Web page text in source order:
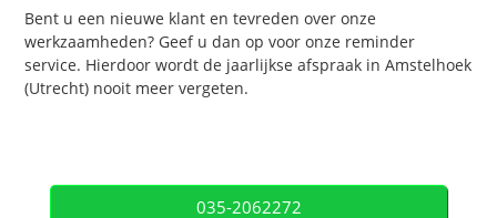
Bent u een nieuwe klant en tevreden over onze
werkzaamheden? Geef u dan op voor onze reminder
service. Hierdoor wordt de jaarlijkse afspraak in Amstelhoek
(Utrecht) nooit meer vergeten.
035-2062272